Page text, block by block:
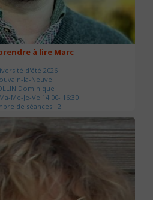
à lire Marc
d'été 2026
la-Neuve
Dominique
Me-Je-Ve 14:00- 16:30
de séances : 2
51 €